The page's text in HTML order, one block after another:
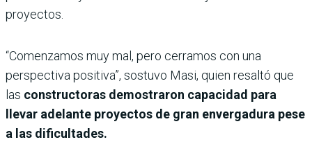
proyectos.
“Comenzamos muy mal, pero cerramos con una
perspectiva positiva”, sostuvo Masi, quien resaltó que
las constructoras demostraron capacidad para
llevar adelante proyectos de gran envergadura pese
a las dificultades.